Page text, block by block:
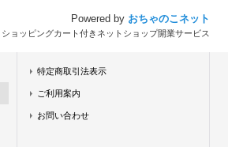
Powered by おちゃのこネット
ョッピングカート付きネットショップ開業サービス
特定商取引法表示
ご利用案内
お問い合わせ